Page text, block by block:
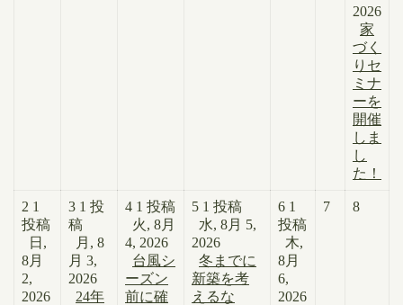
2026
家
づく
りセ
ミナ
ーを
開催
しま
し
た！
2 1
投稿
日,
8月
2,
2026
3 1 投
稿
月, 8
月 3,
2026
24年
4 1 投稿
火, 8月
4, 2026
台風シ
ーズン
前に確
5 1 投稿
水, 8月 5,
2026
冬までに
新築を考
えるな
6 1
投稿
木,
8月
6,
2026
7 8